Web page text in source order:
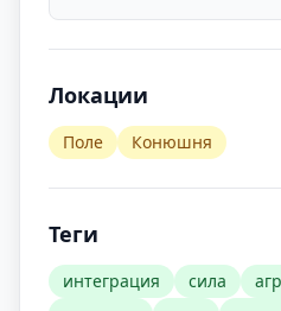
Локации
Поле Конюшня
Теги
интеграция сила